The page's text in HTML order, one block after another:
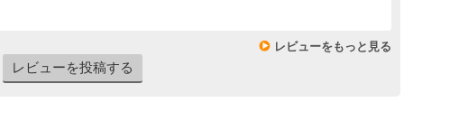
レビューをもっと見る
レビューを投稿する